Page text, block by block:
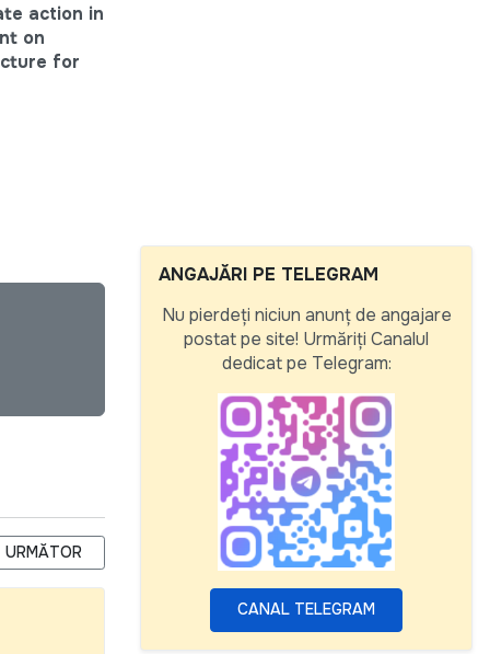
action in
on
for
THE ESTABLISHMENT OF THE MODERN INFRASTRUCTURE
ARTICOLUL URMĂTOR: EXTENDED DEADLINE FOR SUBMITTING
URMĂTOR
ANGAJĂRI PE TELEGRAM
Nu pierdeți niciun anunț de angajare
postat pe site! Urmăriți Canalul
dedicat pe Telegram:
CANAL TELEGRAM